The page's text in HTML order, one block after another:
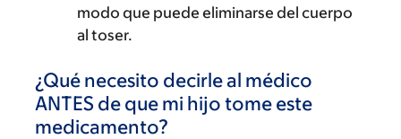
modo que puede eliminarse del cuerpo
al toser.
¿Qué necesito decirle al médico
ANTES de que mi hijo tome este
medicamento?